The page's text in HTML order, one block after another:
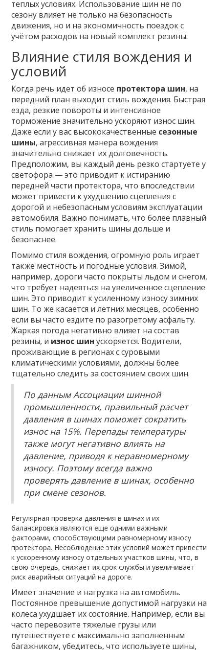
теплых условиях. Использование шин не по
сезону влияет не только на безопасность
движения, но и на экономичность поездок с
учётом расходов на новый комплект резины.
Влияние стиля вождения и
условий
Когда речь идет об износе протектора шин, на
передний план выходит стиль вождения. Быстрая
езда, резкие повороты и интенсивное
торможение значительно ускоряют износ шин.
Даже если у вас высококачественные сезонные
шины, агрессивная манера вождения
значительно снижает их долговечность.
Предположим, вы каждый день резко стартуете у
светофора — это приводит к истиранию
передней части протектора, что впоследствии
может привести к ухудшению сцепления с
дорогой и небезопасным условиям эксплуатации
автомобиля. Важно понимать, что более плавный
стиль помогает хранить шины дольше и
безопаснее.
Помимо стиля вождения, огромную роль играет
также местность и погодные условия. Зимой,
например, дороги часто покрыты льдом и снегом,
что требует надеяться на увеличенное сцепление
шин. Это приводит к усиленному износу зимних
шин. То же касается и летних месяцев, особенно
если вы часто ездите по разогретому асфальту.
Жаркая погода негативно влияет на состав
резины, и износ шин ускоряется. Водители,
проживающие в регионах с суровыми
климатическими условиями, должны более
тщательно следить за состоянием своих шин.
По данным Ассоциации шинной
промышленности, правильный расчет
давления в шинах поможет сократить
износ на 15%. Перепады температуры
также могут негативно влиять на
давление, приводя к неравномерному
износу. Поэтому всегда важно
проверять давление в шинах, особенно
при смене сезонов.
Регулярная проверка давления в шинах и их
балансировка являются еще одними важными
факторами, способствующими равномерному износу
протектора. Несоблюдение этих условий может привести
к ускоренному износу отдельных участков шины, что, в
свою очередь, снижает их срок службы и увеличивает
риск аварийных ситуаций на дороге.
Имеет значение и нагрузка на автомобиль.
Постоянное превышение допустимой нагрузки на
колеса ухудшает их состояние. Например, если вы
часто перевозите тяжелые грузы или
путешествуете с максимально заполненным
багажником, убедитесь, что используете шины,